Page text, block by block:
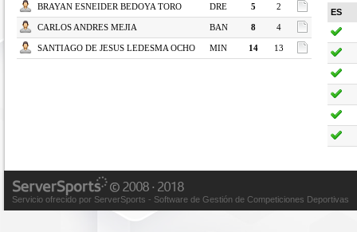
BRAYAN ESNEIDER BEDOYA TORO DRE 5 2
CARLOS ANDRES MEJIA BAN 8 4
SANTIAGO DE JESUS LEDESMA OCHO MIN 14 13
ES
Servicio ofrecido por ServerSports - Software de Gestión de Competiciones Deportivas